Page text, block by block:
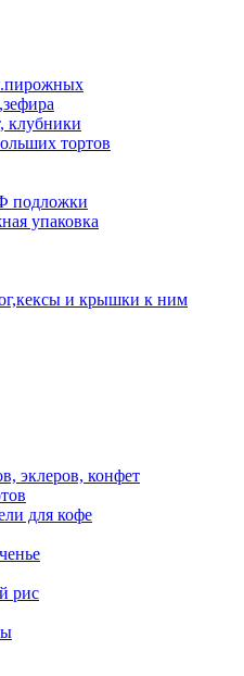
клубники
тортов
подложки
упаковка
и крышки к ним
эклеров, конфет
для кофе
рис